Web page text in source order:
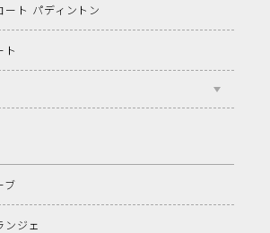
ート パディントン
ト
ブ
ンジェ